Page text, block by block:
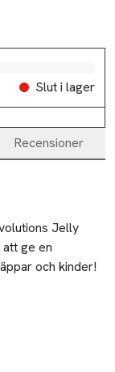
Slut i lager
Recensioner
Jelly
ge en
och kinder!
aloe,